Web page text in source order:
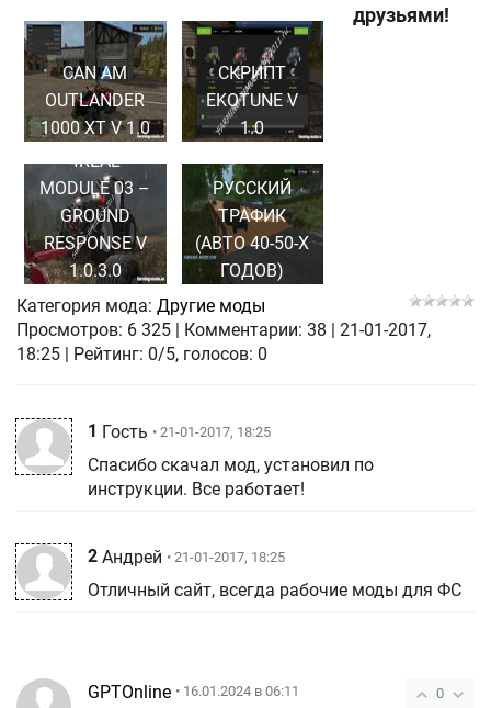
CAN AM
OUTLANDER
1000 XT V 1.0
СКРИПТ
EKOTUNE V
1.0
СКРИПТ
4REAL
MODULE 03 –
GROUND
RESPONSE V
1.0.3.0
РУССКИЙ
ТРАФИК
(АВТО 40-50-Х
ГОДОВ)
друзьями!
Категория мода: Другие моды
Просмотров: 6 325 Комментарии: 38
21-01-2017,
18:25
| Рейтинг: 0/5, голосов: 0
1 Гость • 21-01-2017, 18:25
Спасибо скачал мод, установил по
инструкции. Все работает!
2 Андрей • 21-01-2017, 18:25
Отличный сайт, всегда рабочие моды для ФС
0
GPTOnline • 16.01.2024 в 06:11